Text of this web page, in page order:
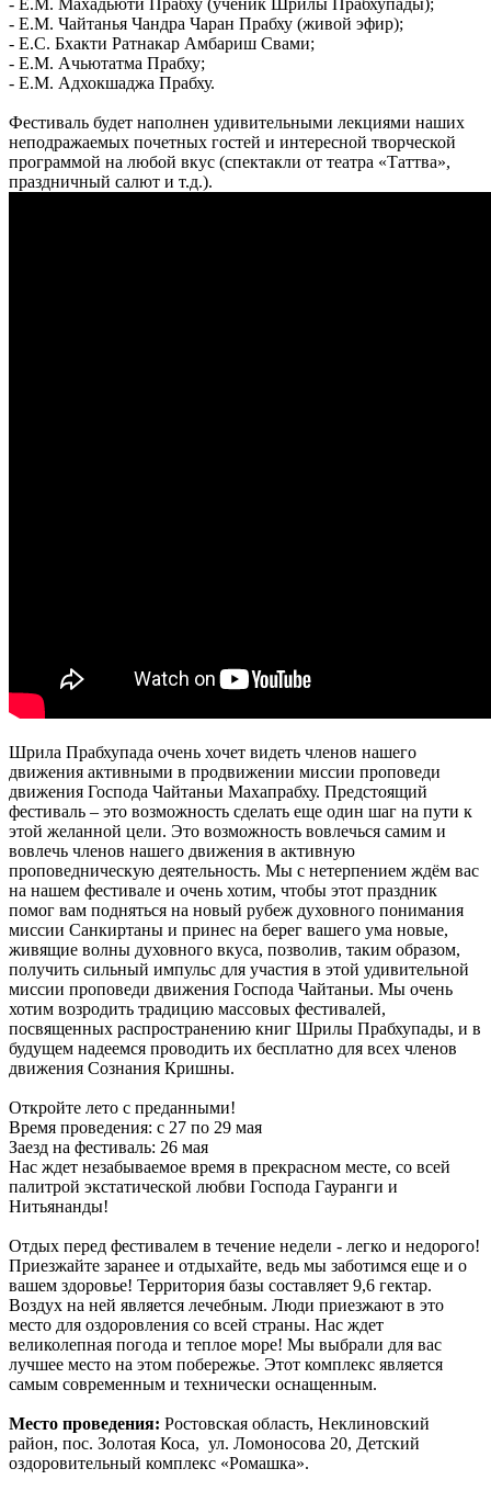
- Е.М. Чайтанья Чандра Чаран Прабху (живой эфир);
- Е.С. Бхакти Ратнакар Амбариш Свами;
- Е.М. Ачьютатма Прабху;
- Е.М. Адхокшаджа Прабху.
Фестиваль будет наполнен удивительными лекциями наших
неподражаемых почетных гостей и интересной творческой
программой на любой вкус (спектакли от театра «Таттва»,
праздничный салют и т.д.).
Шрила Прабхупада очень хочет видеть членов нашего
движения активными в продвижении миссии проповеди
движения Господа Чайтаньи Махапрабху. Предстоящий
фестиваль – это возможность сделать еще один шаг на пути к
этой желанной цели. Это возможность вовлечься самим и
вовлечь членов нашего движения в активную
проповедническую деятельность. Мы с нетерпением ждём вас
на нашем фестивале и очень хотим, чтобы этот праздник
помог вам подняться на новый рубеж духовного понимания
миссии Санкиртаны и принес на берег вашего ума новые,
живящие волны духовного вкуса, позволив, таким образом,
получить сильный импульс для участия в этой удивительной
миссии проповеди движения Господа Чайтаньи. Мы очень
хотим возродить традицию массовых фестивалей,
посвященных распространению книг Шрилы Прабхупады, и в
будущем надеемся проводить их бесплатно для всех членов
движения Сознания Кришны.
Откройте лето с преданными!
Время проведения: с 27 по 29 мая
Заезд на фестиваль: 26 мая
Нас ждет незабываемое время в прекрасном месте, со всей
палитрой экстатической любви Господа Гауранги и
Нитьянанды!
Отдых перед фестивалем в течение недели - легко и недорого!
Приезжайте заранее и отдыхайте, ведь мы заботимся еще и о
вашем здоровье! Территория базы составляет 9,6 гектар.
Воздух на ней является лечебным. Люди приезжают в это
место для оздоровления со всей страны. Нас ждет
великолепная погода и теплое море! Мы выбрали для вас
лучшее место на этом побережье. Этот комплекс является
самым современным и технически оснащенным.
Место проведения: Ростовская область, Неклиновский
район, пос. Золотая Коса, ул. Ломоносова 20, Детский
оздоровительный комплекс «Ромашка».